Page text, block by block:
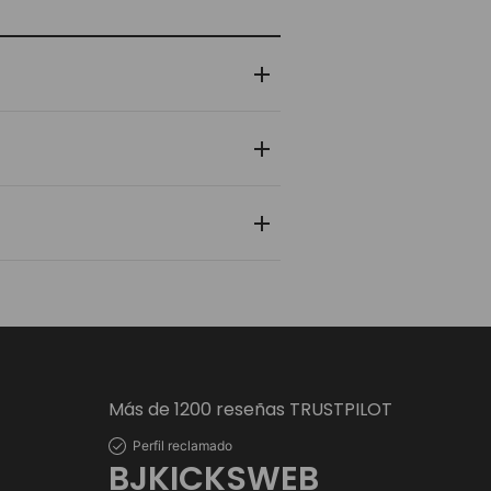
Más de 1200 reseñas TRUSTPILOT
Perfil reclamado
BJKICKSWEB